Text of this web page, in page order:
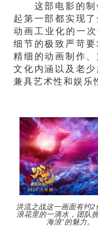
这部电影的制
起第一部都实现
动画工业化的一
细节的极致严苛要
精细的动画制作
文化内涵以及老
兼具艺术性和娱乐
洪流之战这一画面有约
浪花里的一滴水，团队
海浪”的魅力。